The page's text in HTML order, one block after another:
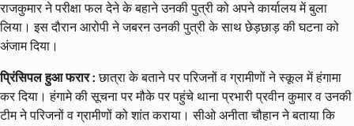
राजकुमार ने परीक्षा फल देने के बहाने उनकी पुत्री को अपने कार्यालय में बुला
लिया। इस दौरान आरोपी ने जबरन उनकी पुत्री के साथ छेड़छाड़ की घटना को
अंजाम दिया।
प्रिंसिपल हुआ फरार : छात्रा के बताने पर परिजनों व ग्रामीणों ने स्कूल में हंगामा
कर दिया। हंगामे की सूचना पर मौके पर पहुंचे थाना प्रभारी प्रवीन कुमार व उनकी
टीम ने परिजनों व ग्रामीणों को शांत कराया। सीओ अनीता चौहान ने बताया कि